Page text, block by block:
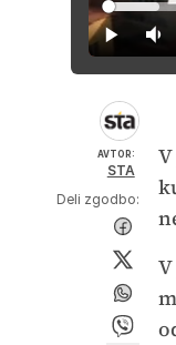
PredvajajTiho
5.46%
AVTOR:
STA
Deli zgodbo: